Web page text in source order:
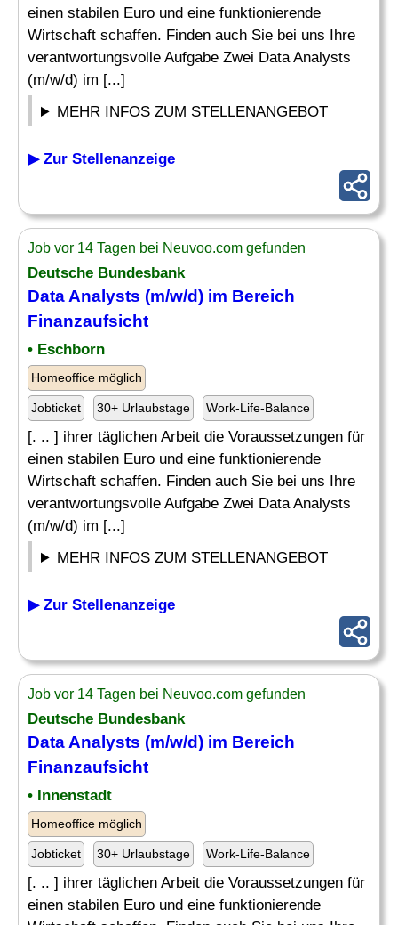
einen stabilen Euro und eine funktionierende
Wirtschaft schaffen. Finden auch Sie bei uns Ihre
verantwortungsvolle Aufgabe Zwei Data Analysts
(m/w/d) im [...]
MEHR INFOS ZUM STELLENANGEBOT
▶ Zur Stellenanzeige
Job vor 14 Tagen bei Neuvoo.com gefunden
Deutsche Bundesbank
Data Analysts (m/w/d) im Bereich
Finanzaufsicht
• Eschborn
Homeoffice möglich
Jobticket 30+ Urlaubstage Work-Life-Balance
[. .. ] ihrer täglichen Arbeit die Voraussetzungen für
einen stabilen Euro und eine funktionierende
Wirtschaft schaffen. Finden auch Sie bei uns Ihre
verantwortungsvolle Aufgabe Zwei Data Analysts
(m/w/d) im [...]
MEHR INFOS ZUM STELLENANGEBOT
▶ Zur Stellenanzeige
Job vor 14 Tagen bei Neuvoo.com gefunden
Deutsche Bundesbank
Data Analysts (m/w/d) im Bereich
Finanzaufsicht
• Innenstadt
Homeoffice möglich
Jobticket 30+ Urlaubstage Work-Life-Balance
[. .. ] ihrer täglichen Arbeit die Voraussetzungen für
einen stabilen Euro und eine funktionierende